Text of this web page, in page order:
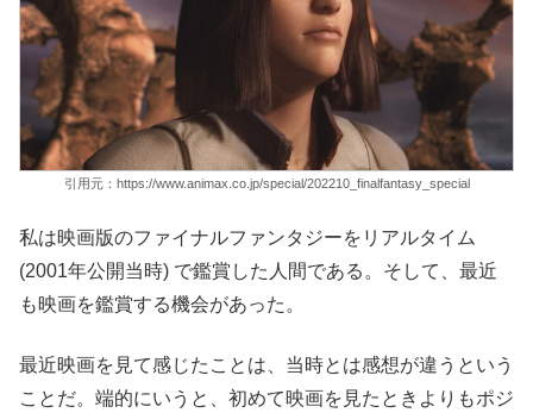
引用元：https://www.animax.co.jp/special/202210_finalfantasy_special
私は映画版のファイナルファンタジーをリアルタイム
(2001年公開当時) で鑑賞した人間である。そして、最近
も映画を鑑賞する機会があった。
最近映画を見て感じたことは、当時とは感想が違うという
ことだ。端的にいうと、初めて映画を見たときよりもポジ